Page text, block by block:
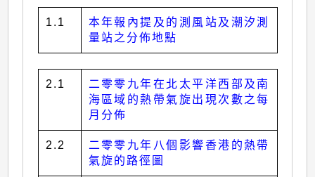
1.1
本年報內提及的測風站及潮汐測
量站之分佈地點
2.1
二零零九年在北太平洋西部及南
海區域的熱帶氣旋出現次數之每
月分佈
2.2
二零零九年八個影響香港的熱帶
氣旋的路徑圖